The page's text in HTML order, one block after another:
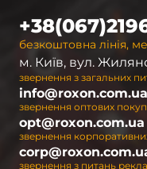
безкоштовна лінія,
м. Київ, вул.
звернення з загальних
info@roxon.com.ua
звернення оптових
opt@roxon.com.ua
звернення
звернення з питань